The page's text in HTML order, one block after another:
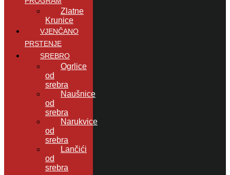
Zlatne
Krunice
VJENČANO
PRSTENJE
SREBRO
Ogrlice
od
srebra
Naušnice
od
srebra
Narukvice
od
srebra
Lančići
od
srebra